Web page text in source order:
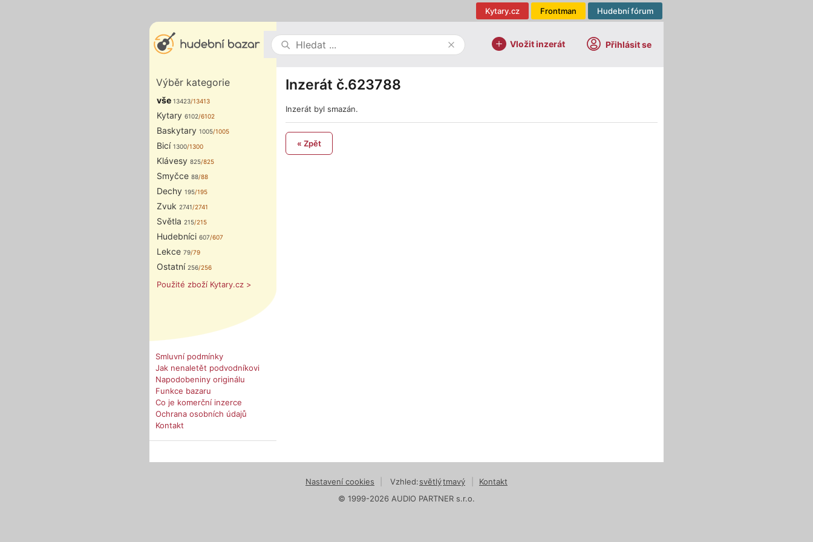
Hudební fórum
Frontman
Kytary.cz
Vložit inzerát Přihlásit se
Výběr kategorie
vše 13423/13413
Kytary 6102/6102
Baskytary 1005/1005
Bicí 1300/1300
Klávesy 825/825
Smyčce 88/88
Dechy 195/195
Zvuk 2741/2741
Světla 215/215
Hudebníci 607/607
Lekce 79/79
Ostatní 256/256
Použité zboží Kytary.cz >
Smluvní podmínky
Jak nenaletět podvodníkovi
Napodobeniny originálu
Funkce bazaru
Co je komerční inzerce
Ochrana osobních údajů
Kontakt
Inzerát č.623788
Inzerát byl smazán.
« Zpět
Nastavení cookies Vzhled:světlýtmavý
Kontakt
© 1999-2026 AUDIO PARTNER s.r.o.